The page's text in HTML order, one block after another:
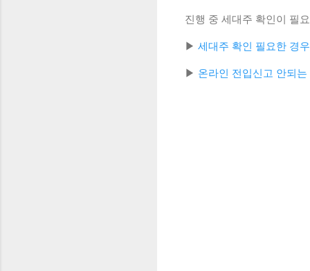
진행 중 세대주 확인이 필
▶ 세대주 확인 필요한 경우
▶ 온라인 전입신고 안되는